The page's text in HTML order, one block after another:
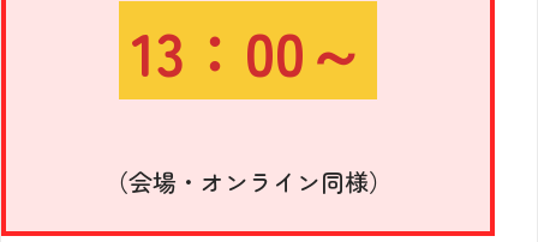
13：00～
（会場・オンライン同様）